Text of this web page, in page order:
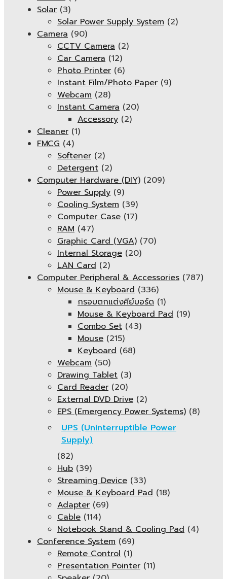
Solar (3)
Solar Power Supply System (2)
Camera (90)
CCTV Camera (2)
Car Camera (12)
Photo Printer (6)
Instant Film/Photo Paper (9)
Webcam (28)
Instant Camera (20)
Accessory (2)
Cleaner (1)
FMCG (4)
Softener (2)
Detergent (2)
Computer Hardware (DIY) (209)
Power Supply (9)
Cooling System (39)
Computer Case (17)
RAM (47)
Graphic Card (VGA) (70)
Internal Storage (20)
LAN Card (2)
Computer Peripheral & Accessories (787)
Mouse & Keyboard (336)
กรอบตกแต่งคีย์บอร์ด (1)
Mouse & Keyboard Pad (19)
Combo Set (43)
Mouse (215)
Keyboard (68)
Webcam (50)
Drawing Tablet (3)
Card Reader (20)
External DVD Drive (2)
EPS (Emergency Power Systems) (8)
UPS (Uninterruptible Power
Supply)
(82)
Hub (39)
Streaming Device (33)
Mouse & Keyboard Pad (18)
Adapter (69)
Cable (114)
Notebook Stand & Cooling Pad (4)
Conference System (69)
Remote Control (1)
Presentation Pointer (11)